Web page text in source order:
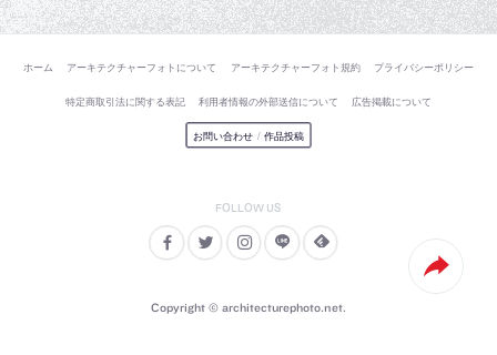
ホーム アーキテクチャーフォトについて アーキテクチャーフォト規約 プライバシーポリシー
特定商取引法に関する表記 利用者情報の外部送信について 広告掲載について
お問い合わせ / 作品投稿
Copyright © architecturephoto.net.